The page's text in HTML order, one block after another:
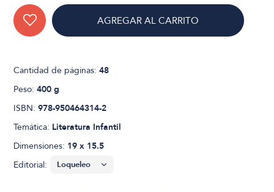
AGREGAR AL CARRITO
Cantidad de páginas:48
Peso:400 g
ISBN:978-950464314-2
Temática: Literatura Infantil
Dimensiones: 19 x 15.5
Editorial: